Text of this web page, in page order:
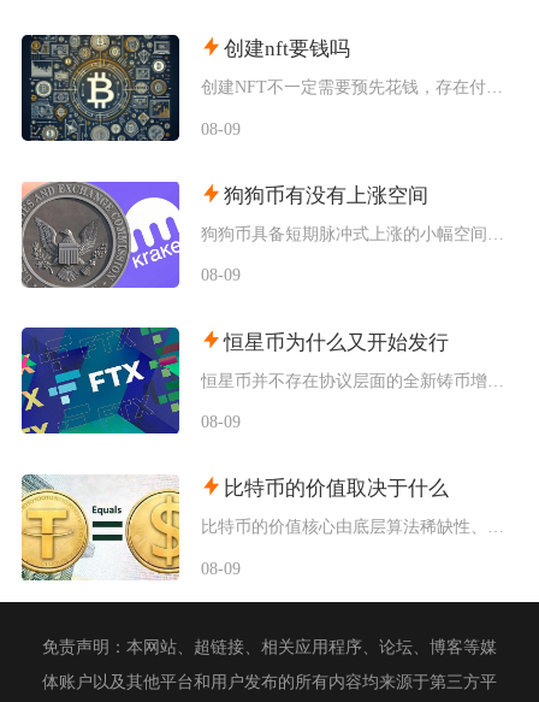
创建nft要钱吗
08-09
狗狗币有没有上涨空间
08-09
恒星币为什么又开始发行
08-09
比特币的价值取决于什么
比特币的价值核心由底层算法稀缺性、全球宏观流动性、去中心化实用需求、行业合规进程四大维度共
08-09
免责声明：本网站、超链接、相关应用程序、论坛、博客等媒
体账户以及其他平台和用户发布的所有内容均来源于第三方平